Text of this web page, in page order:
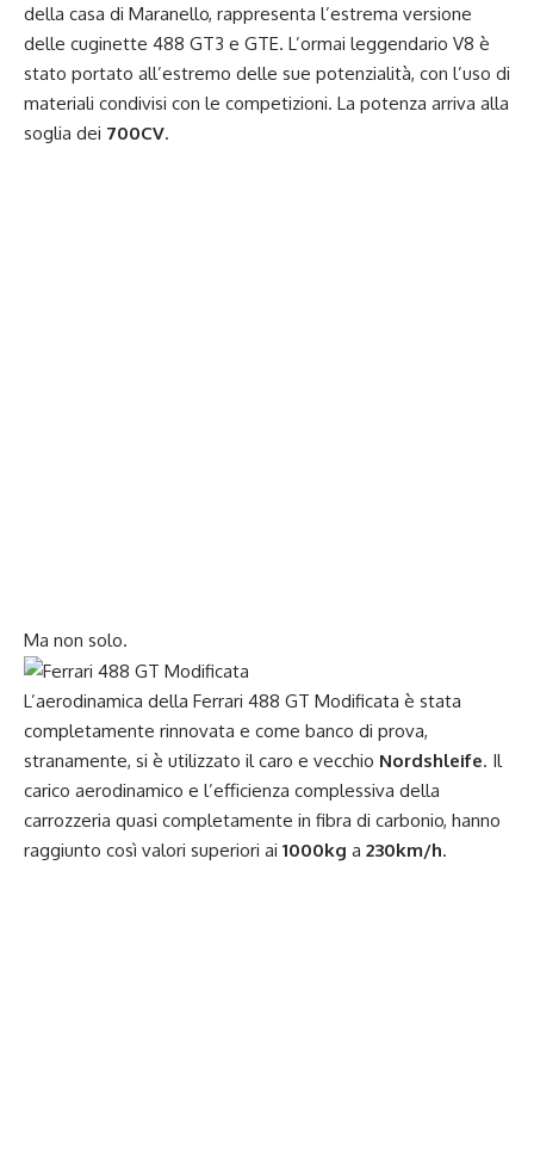
della casa di Maranello, rappresenta l’estrema versione
delle cuginette 488 GT3 e GTE. L’ormai leggendario V8 è
stato portato all’estremo delle sue potenzialità, con l’uso di
materiali condivisi con le competizioni. La potenza arriva alla
soglia dei 700CV.
Ma non solo.
L’aerodinamica della Ferrari 488 GT Modificata è stata
completamente rinnovata e come banco di prova,
stranamente, si è utilizzato il caro e vecchio Nordshleife. Il
carico aerodinamico e l’efficienza complessiva della
carrozzeria quasi completamente in fibra di carbonio, hanno
raggiunto così valori superiori ai 1000kg a 230km/h.